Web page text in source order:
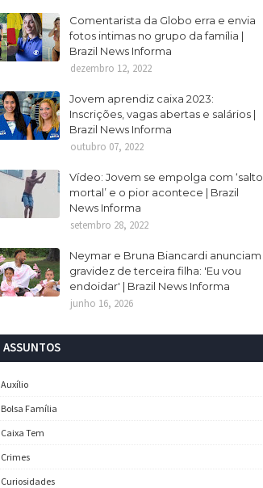
Comentarista da Globo erra e envia
fotos intimas no grupo da família |
Brazil News Informa
dezembro 12, 2022
Jovem aprendiz caixa 2023:
Inscrições, vagas abertas e salários |
Brazil News Informa
outubro 07, 2022
Vídeo: Jovem se empolga com ‘salto
mortal’ e o pior acontece | Brazil
News Informa
setembro 28, 2022
Neymar e Bruna Biancardi anunciam
gravidez de terceira filha: 'Eu vou
endoidar' | Brazil News Informa
junho 16, 2026
ASSUNTOS
Auxílio
Bolsa Família
Caixa Tem
Crimes
Curiosidades